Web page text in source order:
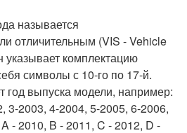
называется
отличительным (VIS - Vehicle
комплектацию
символы с 10-го по 17-й.
год выпуска модели, например:
3-2003, 4-2004, 5-2005, 6-2006,
- 2010, B - 2011, C - 2012, D -